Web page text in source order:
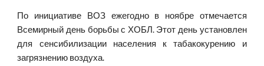
По инициативе ВОЗ ежегодно в ноябре отмечается
Всемирный день борьбы с ХОБЛ. Этот день установлен
для сенсибилизации населения к табакокурению и
загрязнению воздуха.